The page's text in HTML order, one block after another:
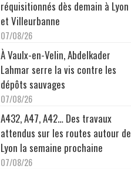
réquisitionnés dès demain à Lyon
et Villeurbanne
07/08/26
À Vaulx-en-Velin, Abdelkader
Lahmar serre la vis contre les
dépôts sauvages
07/08/26
A432, A47, A42… Des travaux
attendus sur les routes autour de
Lyon la semaine prochaine
07/08/26